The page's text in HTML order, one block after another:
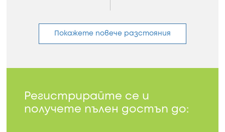
Покажете повече разстояния
Регистрирайте се и
получете пълен достъп до: